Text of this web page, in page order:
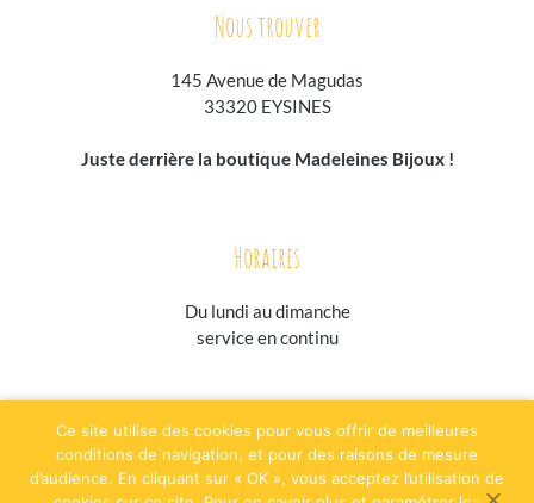
Nous trouver
145 Avenue de Magudas
33320 EYSINES
Juste derrière la boutique Madeleines Bijoux !
Horaires
Du lundi audimanche
service en continu
evenementielpourtous.com
Plan du site Mentions légales
Ce site utilise des cookies pour vous offrir de meilleures
conditions de navigation, et pour des raisons de mesure
d’audience. En cliquant sur « OK », vous acceptez l’utilisation de